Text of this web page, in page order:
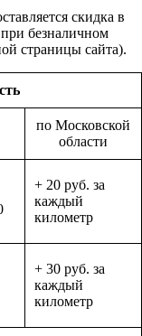
скидка в
безналичном
страницы сайта).
по Московской
области
+ 20 руб. за
каждый
километр
+ 30 руб. за
каждый
километр